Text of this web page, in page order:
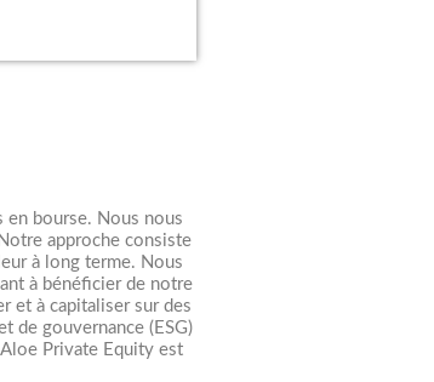
en bourse. Nous nous
approche consiste
à long terme. Nous
à bénéficier de notre
et à capitaliser sur des
de gouvernance (ESG)
Private Equity est